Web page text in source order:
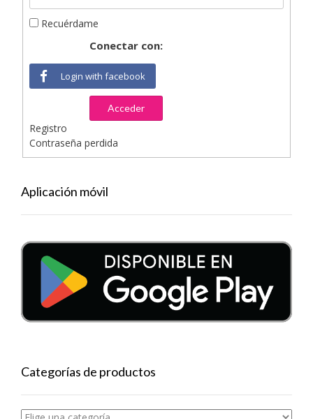
Recuérdame
Conectar con:
Login with facebook
Acceder
Registro
Contraseña perdida
Aplicación móvil
Categorías de productos